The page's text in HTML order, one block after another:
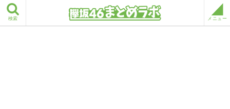
検索 メニュー